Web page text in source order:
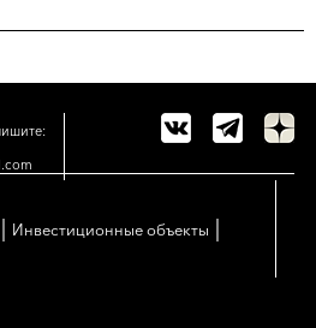
Инвестиционные объекты